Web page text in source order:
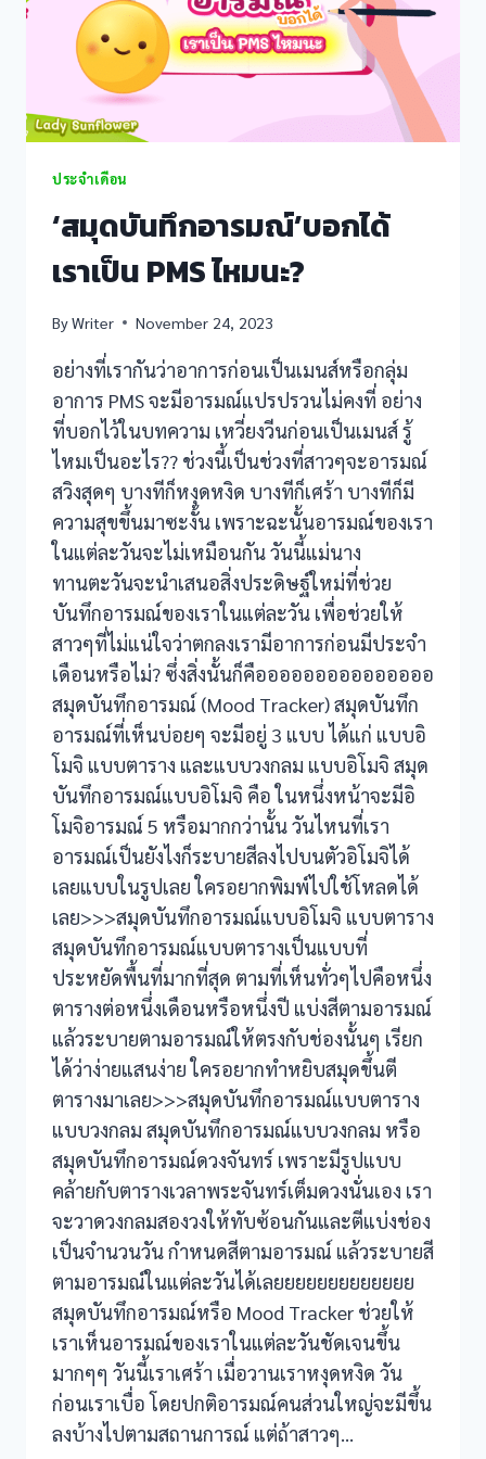
ประจำเดือน
‘สมุดบันทึกอารมณ์’บอกได้
เราเป็น PMS ไหมนะ?
ByWriter November 24, 2023
อย่างที่เรากันว่าอาการก่อนเป็นเมนส์หรือกลุ่ม
อาการ PMS จะมีอารมณ์แปรปรวนไม่คงที่ อย่าง
ที่บอกไว้ในบทความ เหวี่ยงวีนก่อนเป็นเมนส์ รู้
ไหมเป็นอะไร?? ช่วงนี้เป็นช่วงที่สาวๆจะอารมณ์
สวิงสุดๆ บางทีก็หงุดหงิด บางทีก็เศร้า บางทีก็มี
ความสุขขึ้นมาซะงั้น เพราะฉะนั้นอารมณ์ของเรา
ในแต่ละวันจะไม่เหมือนกัน วันนี้แม่นาง
ทานตะวันจะนำเสนอสิ่งประดิษฐ์ใหม่ที่ช่วย
บันทึกอารมณ์ของเราในแต่ละวัน เพื่อช่วยให้
สาวๆที่ไม่แน่ใจว่าตกลงเรามีอาการก่อนมีประจำ
เดือนหรือไม่? ซึ่งสิ่งนั้นก็คือออออออออออออออ
สมุดบันทึกอารมณ์ (Mood Tracker) สมุดบันทึก
อารมณ์ที่เห็นบ่อยๆ จะมีอยู่ 3 แบบ ได้แก่ แบบอิ
โมจิ แบบตาราง และแบบวงกลม แบบอิโมจิ สมุด
บันทึกอารมณ์แบบอิโมจิ คือ ในหนึ่งหน้าจะมีอิ
โมจิอารมณ์ 5 หรือมากกว่านั้น วันไหนที่เรา
อารมณ์เป็นยังไงก็ระบายสีลงไปบนตัวอิโมจิได้
เลยแบบในรูปเลย ใครอยากพิมพ์ไปใช้โหลดได้
เลย>>>สมุดบันทึกอารมณ์แบบอิโมจิ แบบตาราง
สมุดบันทึกอารมณ์แบบตารางเป็นแบบที่
ประหยัดพื้นที่มากที่สุด ตามที่เห็นทั่วๆไปคือหนึ่ง
ตารางต่อหนึ่งเดือนหรือหนึ่งปี แบ่งสีตามอารมณ์
แล้วระบายตามอารมณ์ให้ตรงกับช่องนั้นๆ เรียก
ได้ว่าง่ายแสนง่าย ใครอยากทำหยิบสมุดขึ้นตี
ตารางมาเลย>>>สมุดบันทึกอารมณ์แบบตาราง
แบบวงกลม สมุดบันทึกอารมณ์แบบวงกลม หรือ
สมุดบันทึกอารมณ์ดวงจันทร์ เพราะมีรูปแบบ
คล้ายกับตารางเวลาพระจันทร์เต็มดวงนั่นเอง เรา
จะวาดวงกลมสองวงให้ทับซ้อนกันและตีแบ่งช่อง
เป็นจำนวนวัน กำหนดสีตามอารมณ์ แล้วระบายสี
ตามอารมณ์ในแต่ละวันได้เลยยยยยยยยยยยยย
สมุดบันทึกอารมณ์หรือ Mood Tracker ช่วยให้
เราเห็นอารมณ์ของเราในแต่ละวันชัดเจนขึ้น
มากๆๆ วันนี้เราเศร้า เมื่อวานเราหงุดหงิด วัน
ก่อนเราเบื่อ โดยปกติอารมณ์คนส่วนใหญ่จะมีขึ้น
ลงบ้างไปตามสถานการณ์ แต่ถ้าสาวๆ…